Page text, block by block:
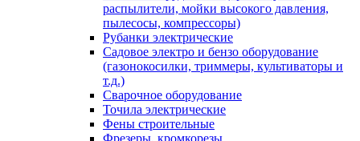
распылители, мойки высокого давления,
пылесосы, компрессоры)
Рубанки электрические
Садовое электро и бензо оборудование
(газонокосилки, триммеры, культиваторы и
т.д.)
Сварочное оборудование
Точила электрические
Фены строительные
Фрезеры, кромкорезы